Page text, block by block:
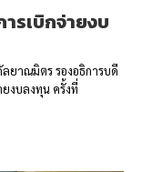
รเบิกจ่ายงบ
ยาณมิตร รองอธิการบดี
ยงบลงทุน ครั้งที่